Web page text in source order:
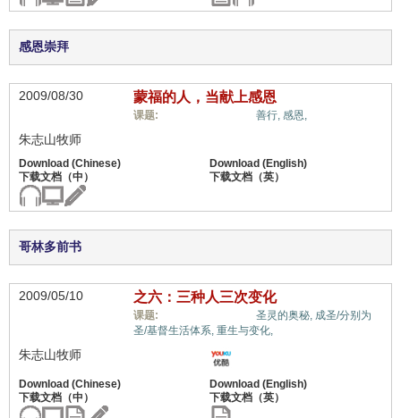
感恩崇拜
2009/08/30 蒙福的人，当献上感恩
课题: 善行, 感恩,
朱志山牧师
哥林多前书
2009/05/10 之六：三种人三次变化
课题: 圣灵的奥秘, 成圣/分别为
圣/基督生活体系, 重生与变化,
朱志山牧师